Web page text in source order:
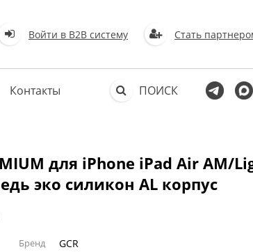
Войти в В2В систему Стать
Контакты ПОИСК
для iPhone iPad Air AM/
эко силикон AL корпус
Бренд GCR